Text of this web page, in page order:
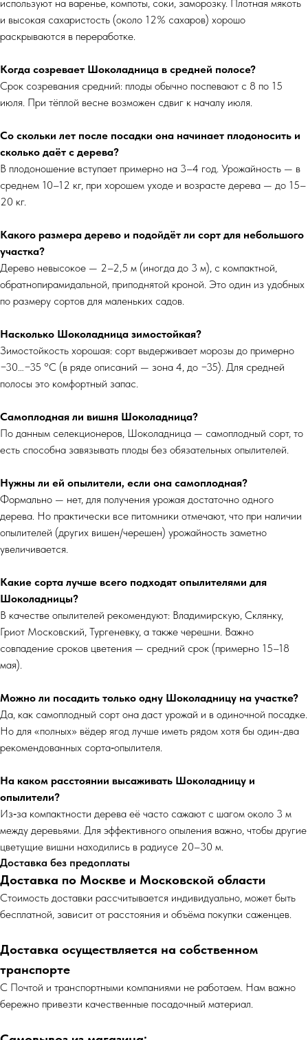
используют на варенье, компоты, соки, заморозку. Плотная мякоть
и высокая сахаристость (около 12% сахаров) хорошо
раскрываются в переработке.
Когда созревает Шоколадница в средней полосе?
Срок созревания средний: плоды обычно поспевают с 8 по 15
июля. При тёплой весне возможен сдвиг к началу июля.
Со скольки лет после посадки она начинает плодоносить и
сколько даёт с дерева?
В плодоношение вступает примерно на 3–4 год. Урожайность — в
среднем 10–12 кг, при хорошем уходе и возрасте дерева — до 15–
20 кг.
Какого размера дерево и подойдёт ли сорт для небольшого
участка?
Дерево невысокое — 2–2,5 м (иногда до 3 м), с компактной,
обратнопирамидальной, приподнятой кроной. Это один из удобных
по размеру сортов для маленьких садов.
Насколько Шоколадница зимостойкая?
Зимостойкость хорошая: сорт выдерживает морозы до примерно
−30…−35 °C (в ряде описаний — зона 4, до −35). Для средней
полосы это комфортный запас.
Самоплодная ли вишня Шоколадница?
По данным селекционеров, Шоколадница — самоплодный сорт, то
есть способна завязывать плоды без обязательных опылителей.
Нужны ли ей опылители, если она самоплодная?
Формально — нет, для получения урожая достаточно одного
дерева. Но практически все питомники отмечают, что при наличии
опылителей (других вишен/черешен) урожайность заметно
увеличивается.
Какие сорта лучше всего подходят опылителями для
Шоколадницы?
В качестве опылителей рекомендуют: Владимирскую, Склянку,
Гриот Московский, Тургеневку, а также черешни. Важно
совпадение сроков цветения — средний срок (примерно 15–18
мая).
Можно ли посадить только одну Шоколадницу на участке?
Да, как самоплодный сорт она даст урожай и в одиночной посадке.
Но для «полных» вёдер ягод лучше иметь рядом хотя бы один-два
рекомендованных сорта‑опылителя.
На каком расстоянии высаживать Шоколадницу и
опылители?
Из‑за компактности дерева её часто сажают с шагом около 3 м
между деревьями. Для эффективного опыления важно, чтобы другие
цветущие вишни находились в радиусе 20–30 м.
Доставка без предоплаты
Доставка по Москве и Московской области
Cтоимость доставки рассчитывается индивидуально, может быть
бесплатной, зависит от расстояния и объёма покупки саженцев.
Доставка осуществляется на собственном
транспорте
С Почтой и транспортными компаниями не работаем. Нам важно
бережно привезти качественные посадочный материал.